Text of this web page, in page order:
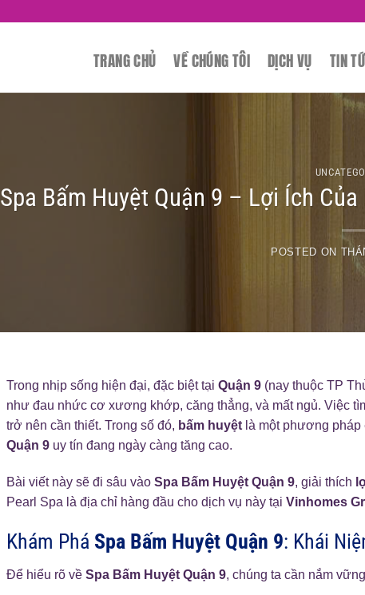
TRANG CHỦ VỀ CHÚNG TÔI DỊCH VỤ TIN
Spa Bấm Huyệt Quận 9 – Lợi Ích
POSTED ON
Trong nhịp sống hiện đại, đặc biệt tại Quận 9 (nay thuộc TP
như đau nhức cơ xương khớp, căng thẳng, và mất ngủ. Việc
trở nên cần thiết. Trong số đó, bấm huyệt là một phương
Quận 9 uy tín đang ngày càng tăng cao.
Bài viết này sẽ đi sâu vào Spa Bấm Huyệt Quận 9, giải thích
Pearl Spa là địa chỉ hàng đầu cho dịch vụ này tại Vinhomes
Khám Phá Spa Bấm Huyệt Quận 9: Khái
Để hiểu rõ về Spa Bấm Huyệt Quận 9, chúng ta cần nắm